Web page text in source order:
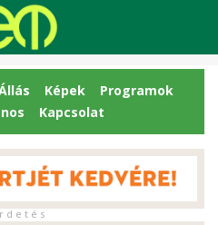
Képek
Programok
Kapcsolat
d e t é s